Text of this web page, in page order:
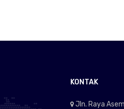
KONTAK
Jln. Raya